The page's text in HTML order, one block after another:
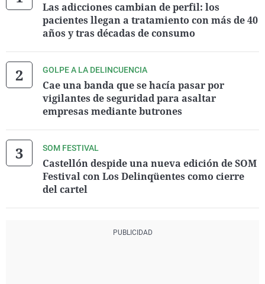
Las adicciones cambian de perfil: los
pacientes llegan a tratamiento con más de 40
años y tras décadas de consumo
GOLPE A LA DELINCUENCIA
Cae una banda que se hacía pasar por
vigilantes de seguridad para asaltar
empresas mediante butrones
SOM FESTIVAL
Castellón despide una nueva edición de SOM
Festival con Los Delinqüentes como cierre
del cartel